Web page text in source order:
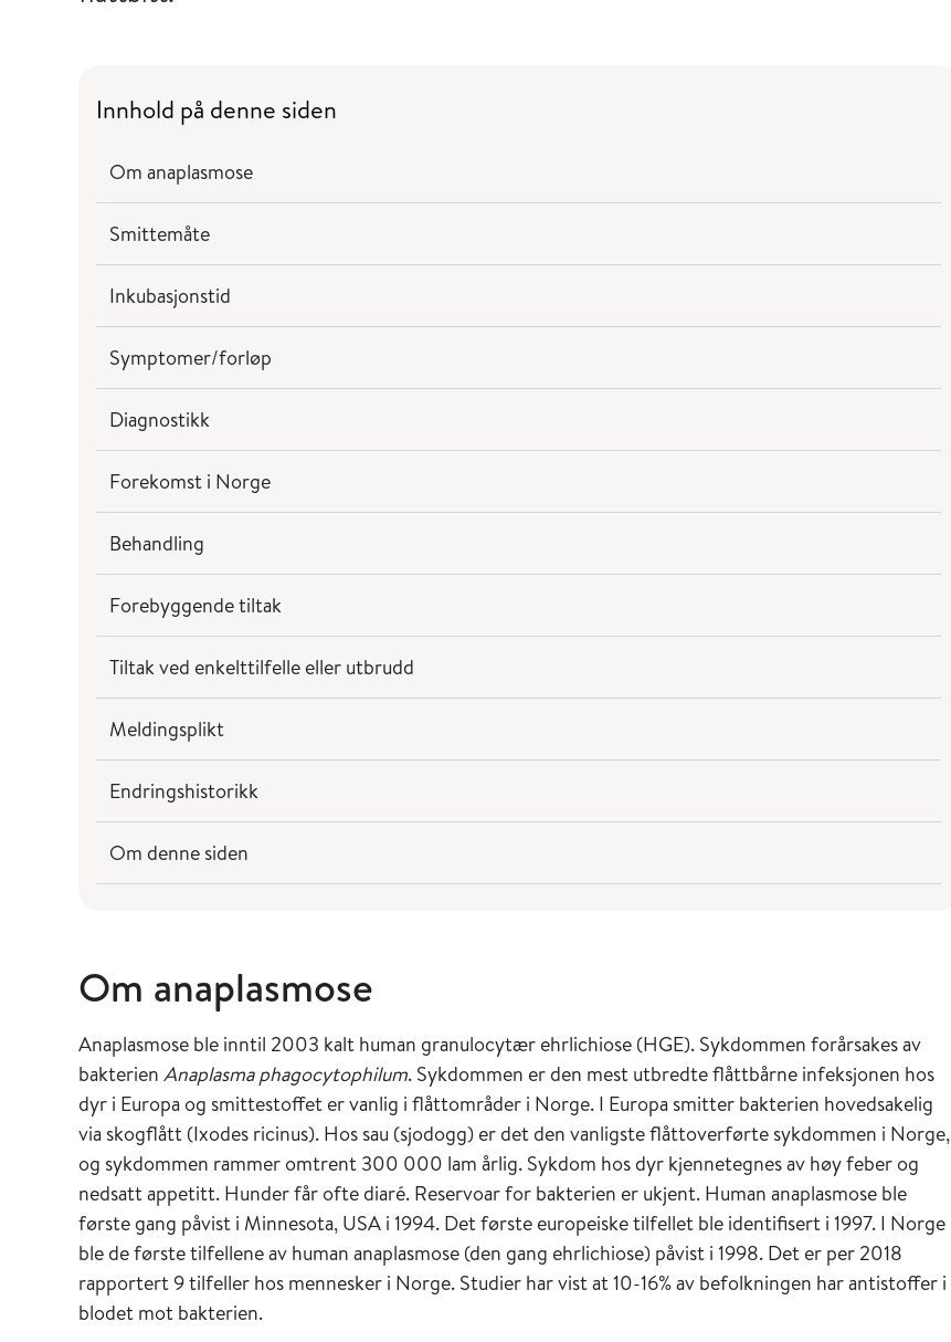
Innhold på denne siden
Om anaplasmose
Smittemåte
Inkubasjonstid
Symptomer/forløp
Diagnostikk
Forekomst i Norge
Behandling
Forebyggende tiltak
Tiltak ved enkelttilfelle eller utbrudd
Meldingsplikt
Endringshistorikk
Om denne siden
Om anaplasmose
Anaplasmose ble inntil 2003 kalt human granulocytær ehrlichiose (HGE). Sykdommen forårsakes av
bakterien Anaplasma phagocytophilum. Sykdommen er den mest utbredte flåttbårne infeksjonen hos
dyr i Europa og smittestoffet er vanlig i flåttområder i Norge. I Europa smitter bakterien hovedsakelig
via skogflått (Ixodes ricinus). Hos sau (sjodogg) er det den vanligste flåttoverførte sykdommen i Norge,
og sykdommen rammer omtrent 300 000 lam årlig. Sykdom hos dyr kjennetegnes av høy feber og
nedsatt appetitt. Hunder får ofte diaré. Reservoar for bakterien er ukjent. Human anaplasmose ble
første gang påvist i Minnesota, USA i 1994. Det første europeiske tilfellet ble identifisert i 1997. I Norge
ble de første tilfellene av human anaplasmose (den gang ehrlichiose) påvist i 1998. Det er per 2018
rapportert 9 tilfeller hos mennesker i Norge. Studier har vist at 10-16% av befolkningen har antistoffer i
blodet mot bakterien.